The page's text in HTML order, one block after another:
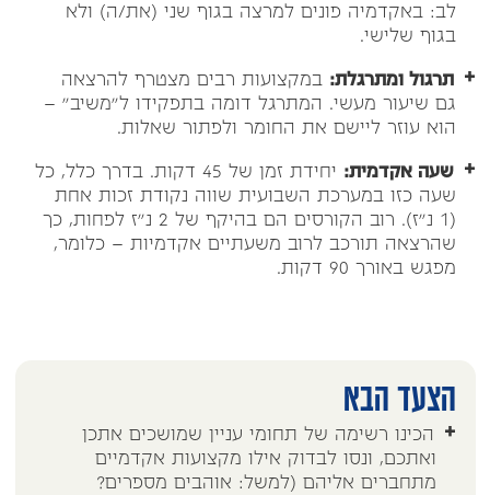
לב: באקדמיה פונים למרצה בגוף שני (את/ה) ולא
בגוף שלישי.
תרגול ומתרגלת: במקצועות רבים מצטרף להרצאה
גם שיעור מעשי. המתרגל דומה בתפקידו ל"משיב" –
הוא עוזר ליישם את החומר ולפתור שאלות.
שעה אקדמית:
יחידת זמן של 45 דקות. בדרך כלל, כל
שעה כזו במערכת השבועית שווה נקודת זכות אחת
(1 נ"ז). רוב הקורסים הם בהיקף של 2 נ"ז לפחות, כך
שהרצאה תורכב לרוב משעתיים אקדמיות – כלומר,
מפגש באורך 90 דקות.
הצעד הבא
הכינו רשימה של תחומי עניין שמושכים אתכן
ואתכם, ונסו לבדוק אילו מקצועות אקדמיים
מתחברים אליהם (למשל: אוהבים מספרים?